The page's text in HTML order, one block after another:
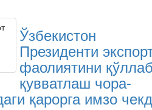
Ўзбекистон
Президенти
фаолиятини
қувватлаш чора-
қарорга имзо